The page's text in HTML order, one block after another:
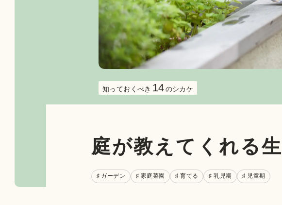
知っておくべき 14のシカケ
庭が教えてくれる
♯ ガーデン ♯ 家庭菜園 ♯ 育てる ♯ 乳児期 ♯ 児童期